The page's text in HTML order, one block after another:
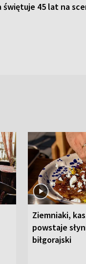
świętuje 45 lat na
Ziemniaki,
powstaje
biłgorajski